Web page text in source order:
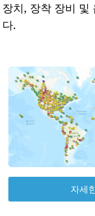
장치, 장착 장비 및
다.
자세